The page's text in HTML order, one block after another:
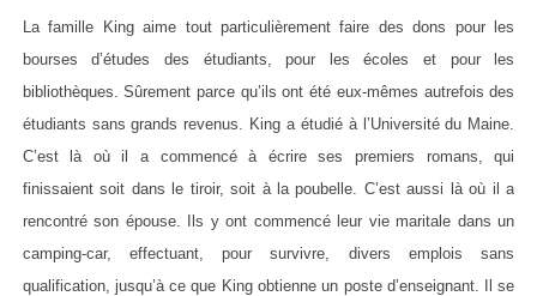
La famille King aime tout particulièrement faire des dons pour les
bourses d’études des étudiants, pour les écoles et pour les
bibliothèques. Sûrement parce qu’ils ont été eux-mêmes autrefois des
étudiants sans grands revenus. King a étudié à l’Université du Maine.
C’est là où il a commencé à écrire ses premiers romans, qui
finissaient soit dans le tiroir, soit à la poubelle. C’est aussi là où il a
rencontré son épouse. Ils y ont commencé leur vie maritale dans un
camping-car, effectuant, pour survivre, divers emplois sans
qualification, jusqu’à ce que King obtienne un poste d’enseignant. Il se